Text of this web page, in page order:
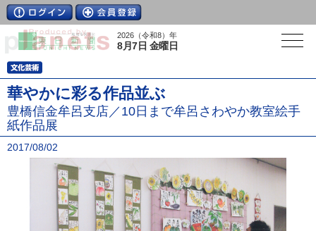
2026（令和8）年
8月7日 金曜日
華やかに彩る作品並ぶ
豊橋信金牟呂支店／10日まで牟呂さわやか教室絵手
紙作品展
2017/08/02